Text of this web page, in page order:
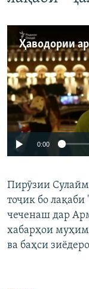
Auto
0:00
Пирӯзии
тоҷик бо
чеченаш дар
хабарҳои
ва баҳси